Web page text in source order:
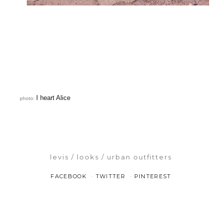
photo: I heart Alice
levis looks urban outfitters
FACEBOOK TWITTER PINTEREST